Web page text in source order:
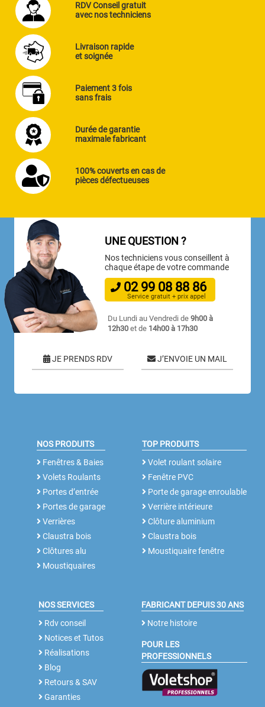
RDV Conseil gratuit
avec nos techniciens
Livraison rapide
et soignée
Paiement 3 fois
sans frais
Durée de garantie
maximale fabricant
100% couverts en cas de
pièces défectueuses
UNE QUESTION ?
Nos techniciens vous conseillent à
chaque étape de votre commande
02 99 08 88 86
Service gratuit + prix appel
Du Lundi au Vendredi de9h00 à
12h30 et de 14h00 à 17h30
JE PRENDS RDV J’ENVOIE UN MAIL
NOS PRODUITS
Fenêtres & Baies
Volets Roulants
Portes d’entrée
Portes de garage
Verrières
Claustra bois
Clôtures alu
Moustiquaires
TOP PRODUITS
Volet roulant solaire
Fenêtre PVC
Porte de garage enroulable
Verrière intérieure
Clôture aluminium
Claustra bois
Moustiquaire fenêtre
NOS SERVICES
Rdv conseil
Notices et Tutos
Réalisations
Blog
Retours & SAV
Garanties
FABRICANT DEPUIS 30 ANS
Notre histoire
POUR LES
PROFESSIONNELS